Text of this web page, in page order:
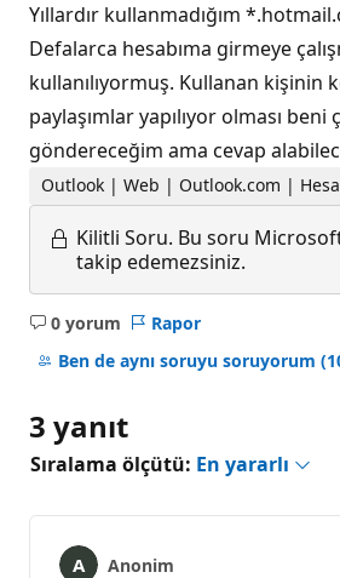
Yıllardır kullanmadığım
Defalarca hesabıma girmeye
kullanılıyormuş. Kullanan kişinin
paylaşımlar yapılıyor olması
göndereceğim ama cevap
Outlook | Web | Outlook.com |
Kilitli Soru. Bu soru
takip edemezsiniz.
0 yorum
Açıklama
yok
Rapor
Ben de aynı soruyu soruyorum
3 yanıt
Sıralama ölçütü: En yararlı
Anonim